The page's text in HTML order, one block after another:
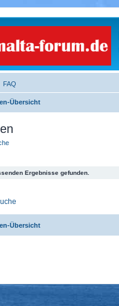
FAQ
Übersicht
Ergebnisse gefunden.
Übersicht